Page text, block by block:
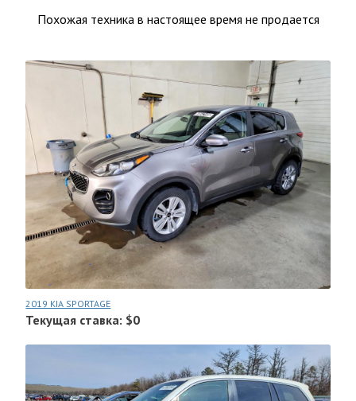
Похожая техника в настоящее время не продается
2019 KIA SPORTAGE
Текущая ставка: $0